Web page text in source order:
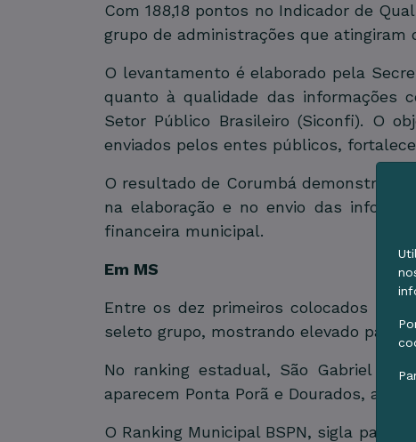
Com 188,18 pontos no Indicador de
grupo de administrações que atingiram
O levantamento é elaborado pela
quanto à qualidade das informações
Setor Público Brasileiro (Siconfi). O
enviados pelos entes públicos,
O resultado de Corumbá demonstra
na elaboração e no envio das
financeira municipal.
Em MS
Entre os dez primeiros colocados do
seleto grupo, mostrando elevado
No ranking estadual, São Gabriel do
aparecem Ponta Porã e Dourados,
O Ranking Municipal BSPN, sigla para